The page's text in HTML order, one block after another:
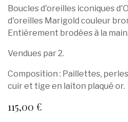
Boucles d'oreilles iconiques
d'oreilles Marigold couleur
Entièrement brodées à la main.
Vendues par 2.
Composition : Paillettes,
cuir et tige en laiton plaqué or.
115,00 €